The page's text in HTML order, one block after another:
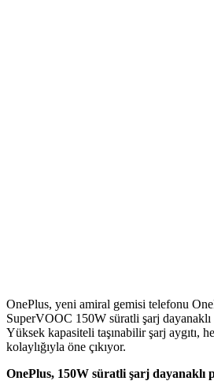
OnePlus, yeni amiral gemisi telefonu
SuperVOOC 150W süratli şarj dayanaklı
Yüksek kapasiteli taşınabilir şarj aygıtı,
kolaylığıyla öne çıkıyor.
OnePlus, 150W süratli şarj dayanaklı